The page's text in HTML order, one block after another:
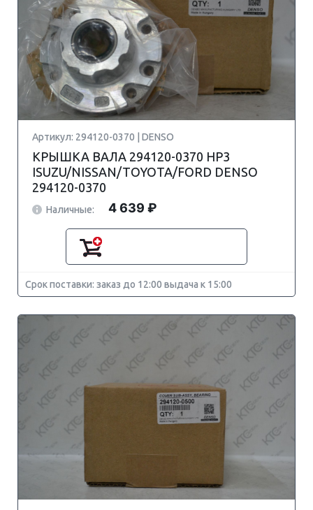
Артикул: 294120-0370 | DENSO
КРЫШКА ВАЛА 294120-0370 HP3
ISUZU/NISSAN/TOYOTA/FORD DENSO
294120-0370
Наличные: 4 639 ₽
Срок поставки: заказ до 12:00 выдача к 15:00